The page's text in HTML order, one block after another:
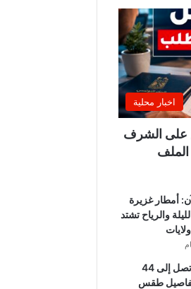
اخبار محلية
على الشرف
الملف
أمطار غزيرة
والرياح تشتد
الحرارة تصل إلى 44
طقس